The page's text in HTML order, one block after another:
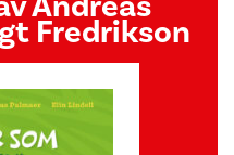
Fredrikson